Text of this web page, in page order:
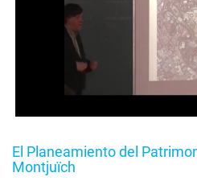
El Planeamiento del
Montjuïch